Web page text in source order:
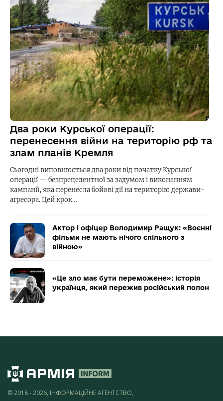
Два роки Курської операції:
перенесення війни на територію рф та
злам планів Кремля
Сьогодні виповнюється два роки від початку Курської
операції — безпрецедентної за задумом і виконанням
кампанії, яка перенесла бойові дії на територію держави-
агресора. Цей крок…
Актор і офіцер Володимир Ращук: «Воєнні
фільми не мають нічого спільного з
війною»
«Це зло має бути переможене»: історія
українця, який пережив російський полон
© 2018 - 2026, ІНФОРМАЦІЙНЕ АГЕНТСТВО,